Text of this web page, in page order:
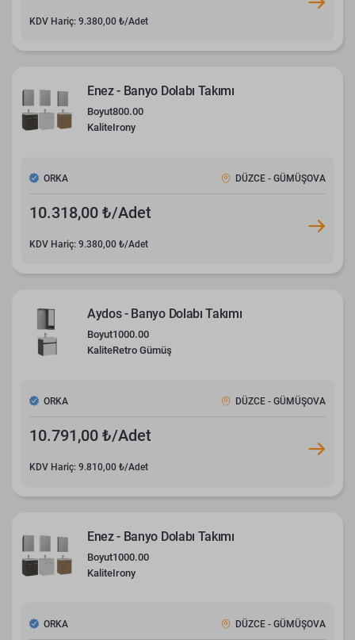
KDV Hariç: 9.380,00 ₺/Adet
Enez - Banyo Dolabı Takımı
Boyut800.00
KaliteIrony
ORKA DÜZCE - GÜMÜŞOVA
10.318,00 ₺/Adet
KDV Hariç: 9.380,00 ₺/Adet
Aydos - Banyo Dolabı Takımı
Boyut1000.00
KaliteRetro Gümüş
ORKA DÜZCE - GÜMÜŞOVA
10.791,00 ₺/Adet
KDV Hariç: 9.810,00 ₺/Adet
Enez - Banyo Dolabı Takımı
Boyut1000.00
KaliteIrony
ORKA DÜZCE - GÜMÜŞOVA